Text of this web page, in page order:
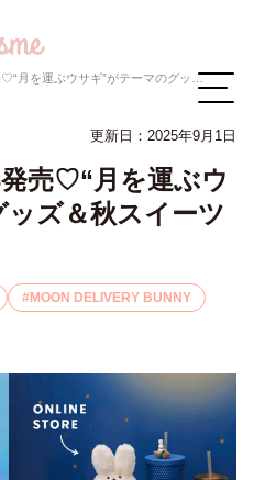
サギ”がテーマのグッズ＆秋スイーツが可愛すぎる！
更新日： 2025年9月1日
発売♡“月を運ぶウ
ズ＆秋スイーツ
MOON DELIVERY BUNNY